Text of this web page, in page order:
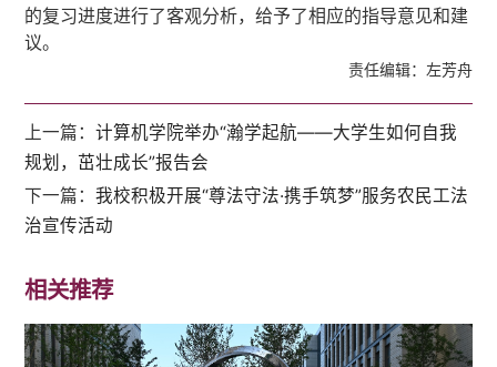
的复习进度进行了客观分析，给予了相应的指导意见和建
议。
责任编辑：左芳舟
上一篇：计算机学院举办“瀚学起航——大学生如何自我
规划，茁壮成长”报告会
下一篇：我校积极开展“尊法守法·携手筑梦”服务农民工法
治宣传活动
相关推荐